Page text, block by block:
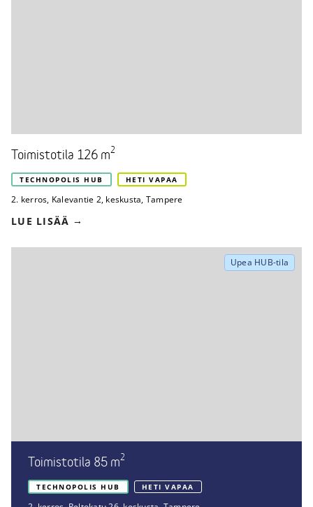
Toimistotila 126 m2
TECHNOPOLIS HUB HETI VAPAA
2. kerros, Kalevantie 2, keskusta, Tampere
LUE LISÄÄ
Upea HUB-tila
Toimistotila 85 m2
TECHNOPOLIS HUB HETI VAPAA